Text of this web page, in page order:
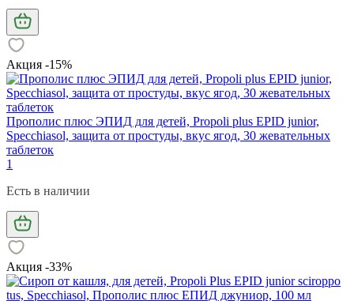
Акция -15%
Прополис плюс ЭПИД для детей, Propoli plus EPID junior,
Specchiasol, защита от простуды, вкус ягод, 30 жевательных
таблеток
1
Есть в наличии
Акция -33%